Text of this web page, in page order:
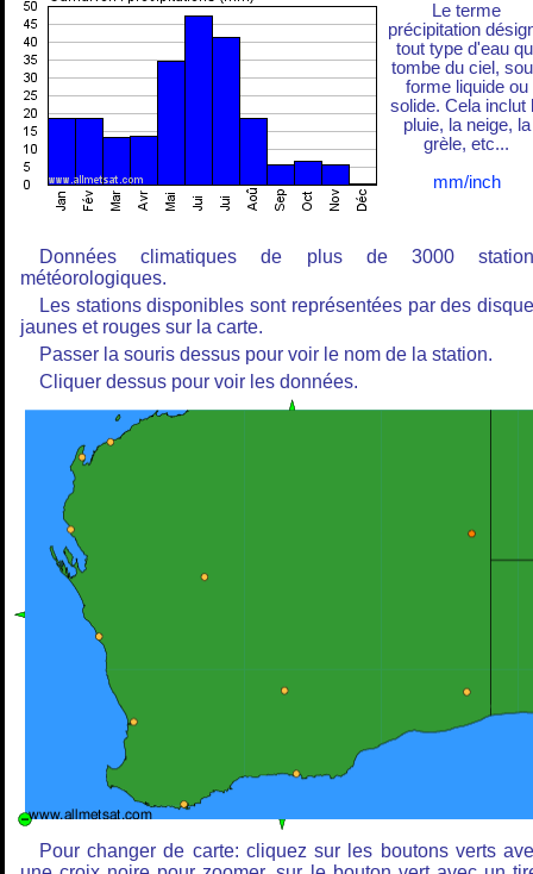
Le terme
précipitation
tout type d'eau
tombe du ciel,
forme liquide ou
solide. Cela inclut
pluie, la neige, la
grèle, etc...
mm/inch
Données climatiques de plus de 3000
météorologiques.
Les stations disponibles sont représentées par des
jaunes et rouges sur la carte.
Passer la souris dessus pour voir le nom de la station.
Cliquer dessus pour voir les données.
Pour changer de carte: cliquez sur les boutons verts